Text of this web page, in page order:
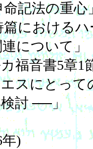
命記法の重心
篇における
について」
福音書5章1
スにとって
討 ──」
)